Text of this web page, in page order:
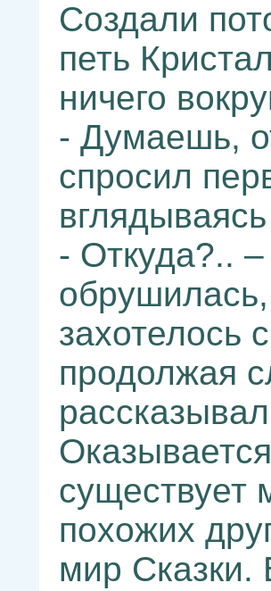
Создали
петь
ничего
- Думаешь,
спросил
- Откуда?..
захотелось
продолжая
существует
похожих
мир Сказки.